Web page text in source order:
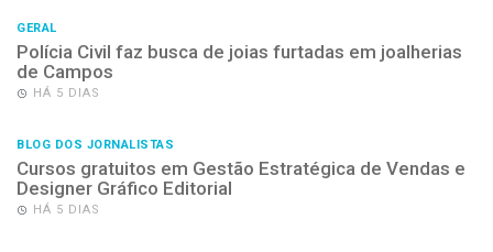
GERAL
Polícia Civil faz busca de joias furtadas em joalherias
de Campos
HÁ 5 DIAS
BLOG DOS JORNALISTAS
Cursos gratuitos em Gestão Estratégica de Vendas e
Designer Gráfico Editorial
HÁ 5 DIAS